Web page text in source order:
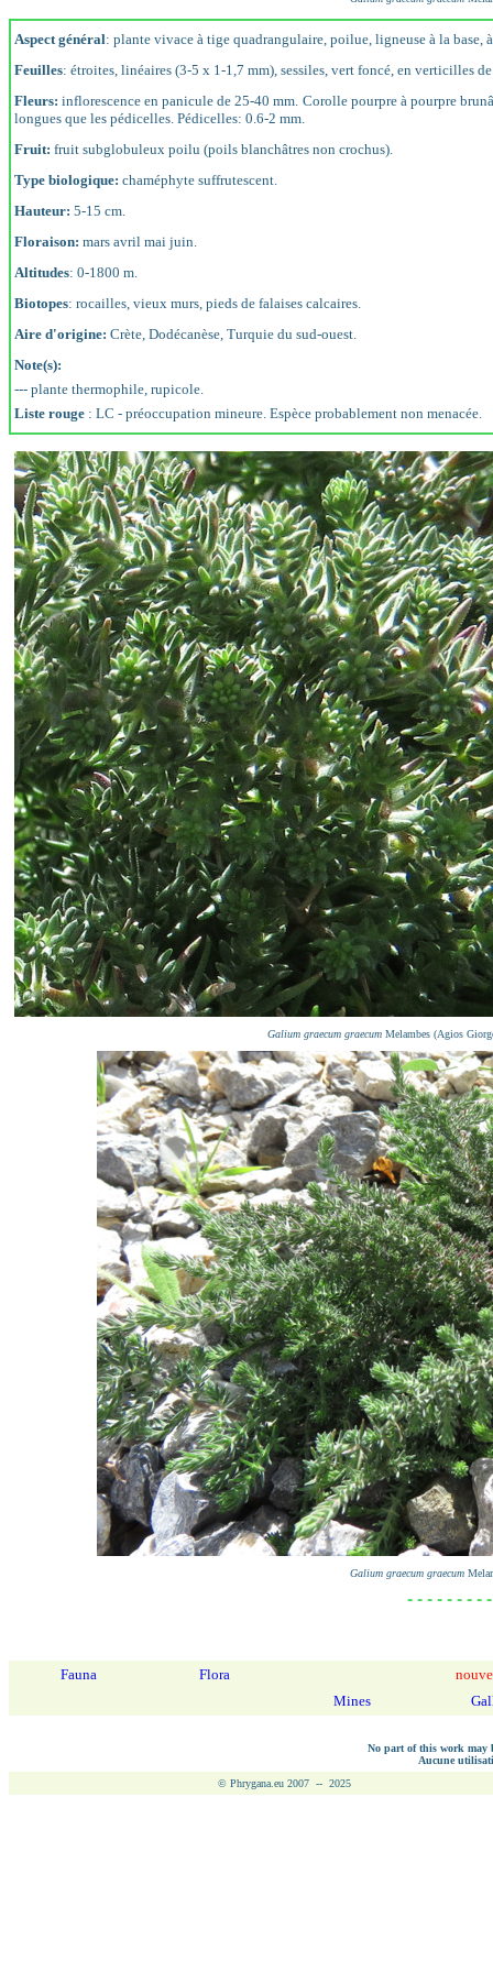
Aspect général: plante vivace à tige quadrangulaire, poilue, ligneuse à la base,
Feuilles: étroites, linéaires (3-5 x 1-1,7 mm), sessiles, vert foncé, en verticilles
Fleurs: inflorescence en panicule de 25-40 mm. Corolle pourpre à pourpre
longues que les pédicelles. Pédicelles: 0.6-2 mm.
Fruit: fruit subglobuleux poilu (poils blanchâtres non crochus).
Type biologique: chaméphyte suffrutescent.
Hauteur: 5-15 cm.
Floraison: mars avril mai juin.
Altitudes: 0-1800 m.
Biotopes: rocailles, vieux murs, pieds de falaises calcaires.
Aire d'origine: Crète, Dodécanèse, Turquie du sud-ouest.
Note(s):
--- plante thermophile, rupicole.
Liste rouge : LC - préoccupation mineure. Espèce probablement non menacée.
Galium graecum graecum Melambes (Agios
Galium graecum graecum
- - - - - - - -
Fauna Flora
Mines
No part of this work may
Aucune
© Phrygana.eu 2007 -- 2025